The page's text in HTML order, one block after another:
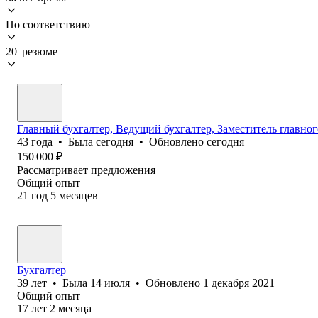
По соответствию
20 резюме
Главный бухгалтер, Ведущий бухгалтер, Заместитель
43 года • Была сегодня • Обновлено сегодня
150 000 ₽
Рассматривает предложения
Общий опыт
21 год 5 месяцев
Бухгалтер
39 лет • Была 14 июля • Обновлено 1 декабря 2021
Общий опыт
17 лет 2 месяца